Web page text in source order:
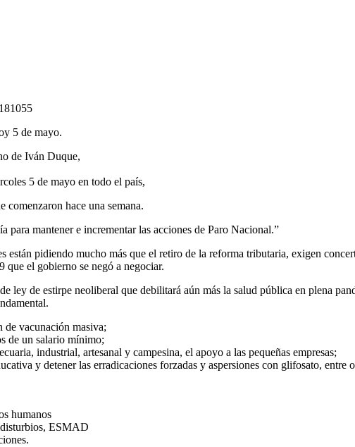
5 de mayo.
de Iván Duque,
5 de mayo en todo el país,
hace una semana.
para mantener e incrementar las acciones de Paro Nacional.”
están pidiendo mucho más que el retiro de la reforma tributaria, exigen
el gobierno se negó a negociar.
ley de estirpe neoliberal que debilitará aún más la salud pública en plena
de vacunación masiva;
de un salario mínimo;
industrial, artesanal y campesina, el apoyo a las pequeñas empresas;
y detener las erradicaciones forzadas y aspersiones con glifosato, entre
humanos
ESMAD